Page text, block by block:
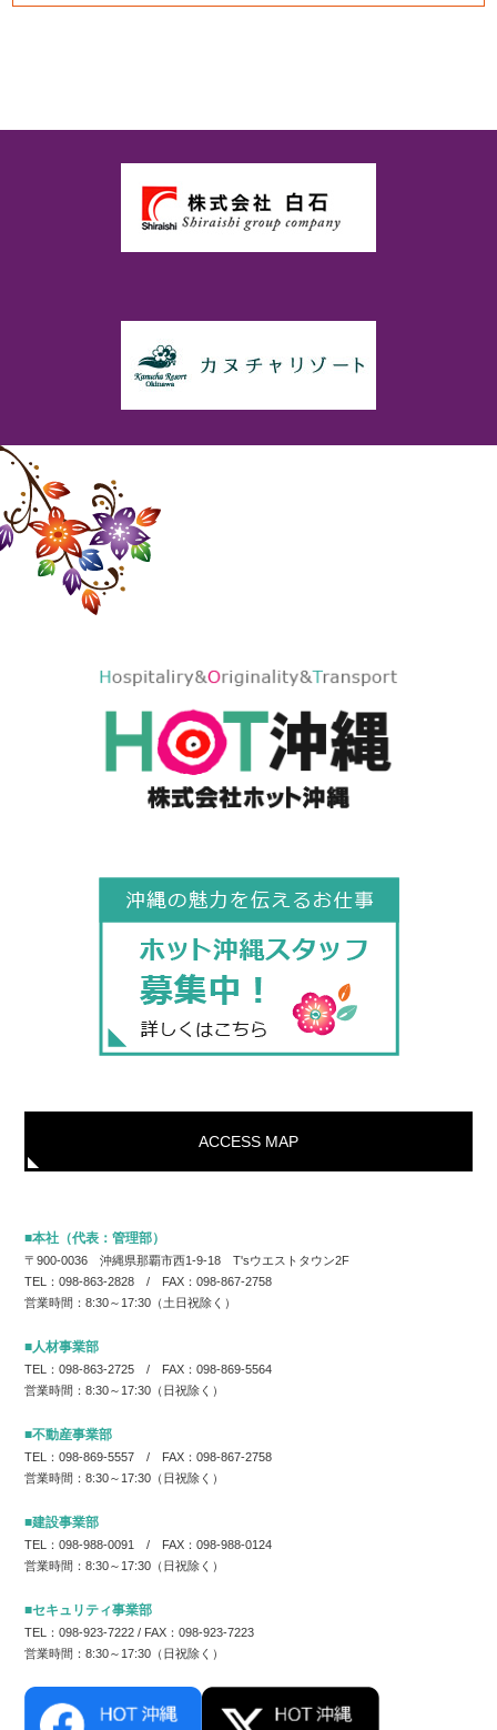
ACCESS MAP
■本社（代表：管理部）
〒900-0036 沖縄県那覇市西1-9-18 T'sウエストタウン2F
TEL：098-863-2828 / FAX：098-867-2758
営業時間：8:30～17:30（土日祝除く）
■人材事業部
TEL：098-863-2725 / FAX：098-869-5564
営業時間：8:30～17:30（日祝除く）
■不動産事業部
TEL：098-869-5557 / FAX：098-867-2758
営業時間：8:30～17:30（日祝除く）
■建設事業部
TEL：098-988-0091 / FAX：098-988-0124
営業時間：8:30～17:30（日祝除く）
■セキュリティ事業部
TEL：098-923-7222 / FAX：098-923-7223
営業時間：8:30～17:30（日祝除く）